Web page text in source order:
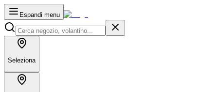
Espandi menu
Seleziona